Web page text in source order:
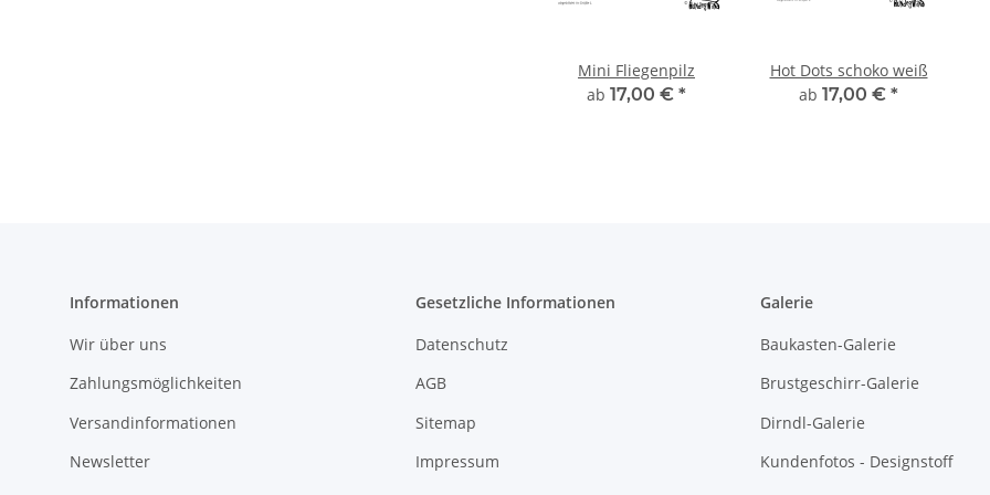
Mini Fliegenpilz
ab 17,00 € *
Hot Dots schoko weiß
ab 17,00 € *
Informationen
Wir über uns
Zahlungsmöglichkeiten
Versandinformationen
Newsletter
Gesetzliche Informationen
Datenschutz
AGB
Sitemap
Impressum
Galerie
Baukasten-Galerie
Brustgeschirr-Galerie
Dirndl-Galerie
Kundenfotos - Designstoff